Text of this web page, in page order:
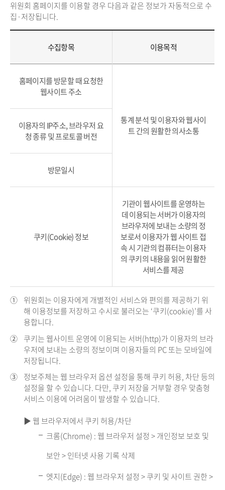
위원회 홈페이지를 이용할 경우 다음과 같은 정보가 자동적으로 수
집·저장됩니다.
수집항목 이용목적
홈페이지를 방문할 때 요청한
웹사이트 주소
통계 분석 및 이용자와 웹사이
트 간의 원활한 의사소통
이용자의 IP주소, 브라우저 요
청 종류 및 프로토콜 버전
방문일시
쿠키(Cookie) 정보
기관이 웹사이트를 운영하는
데 이용되는 서버가 이용자의
브라우저에 보내는 소량의 정
보로서 이용자가 웹 사이트 접
속 시 기관의 컴퓨터는 이용자
의 쿠키의 내용을 읽어 원활한
서비스를 제공
① 위원회는 이용자에게 개별적인 서비스와 편의를 제공하기 위
해 이용정보를 저장하고 수시로 불러오는 ‘쿠키(cookie)’를 사
용합니다.
② 쿠키는 웹사이트 운영에 이용되는 서버(http)가 이용자의 브라
우저에 보내는 소량의 정보이며 이용자들의 PC 또는 모바일에
저장됩니다.
③ 정보주체는 웹 브라우저 옵션 설정을 통해 쿠키 허용, 차단 등의
설정을 할 수 있습니다. 다만, 쿠키 저장을 거부할 경우 맞춤형
서비스 이용에 어려움이 발생할 수 있습니다.
▶ 웹 브라우저에서 쿠키 허용/차단
크롬(Chrome) : 웹 브라우저 설정 > 개인정보 보호 및
보안 > 인터넷 사용 기록 삭제
엣지(Edge) : 웹 브라우저 설정 > 쿠키 및 사이트 권한 >